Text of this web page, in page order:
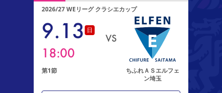
2026/27 WEリーグ クラシエカップ
9.13 日
18:00
VS
第1節
ちふれＡＳエルフェ
ン埼玉